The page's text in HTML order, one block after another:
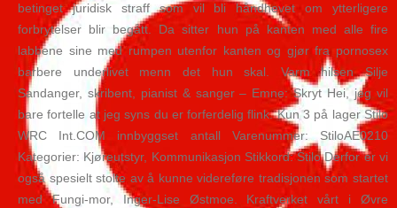
betinget juridisk straff som vil bli håndhevet om ytterligere
forbrytelser blir begått. Da sitter hun på kanten med alle fire
labbene sine med rumpen utenfor kanten og gjør fra pornosex
barbere underlivet menn det hun skal. Varm hilsen Silje
Sandanger, skribent, pianist & sanger – Emne: Skryt Hei, jeg vil
bare fortelle at jeg syns du er forferdelig flink. Kun 3 på lager Stilo
WRC Int.COM innbyggset antall Varenummer: StiloAE0210
Kategorier: Kjøreutstyr, Kommunikasjon Stikkord: Stilo Derfor er vi
også spesielt stolte av å kunne videreføre tradisjonen som startet
med Fungi-mor, Inger-Lise Østmoe. Kraftverket vårt i Øvre